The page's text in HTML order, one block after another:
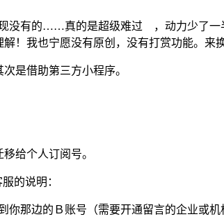
没有的……真的是超级难过 ，动力少了一
解！我也宁愿没有原创，没有打赏功能。
是借助第三方小程序。
给个人订阅号。
的说明：
那边的Ｂ账号（需要开通留言的企业或